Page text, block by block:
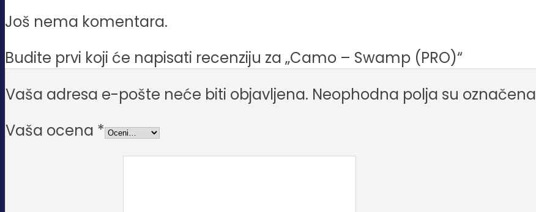
Još nema komentara.
Budite prvi koji će napisati recenziju za „Camo – Swamp (PRO)“
Vaša adresa e-pošte neće biti objavljena. Neophodna polja su označena
Vaša ocena *